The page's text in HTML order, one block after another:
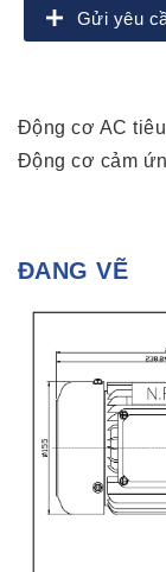
Gửi yêu
Động cơ AC
Động cơ cảm
ĐANG VẼ